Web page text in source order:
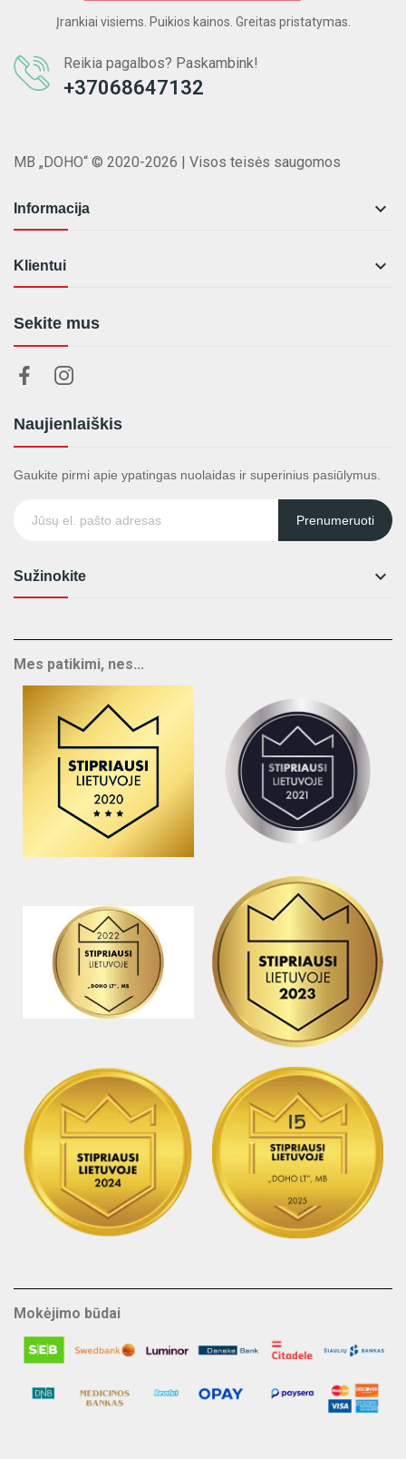
Įrankiai visiems. Puikios kainos. Greitas pristatymas.
Reikia pagalbos? Paskambink!
+37068647132
MB „DOHO“ © 2020-2026 | Visos teisės saugomos
Informacija 
Klientui 
Sekite mus
Naujienlaiškis
Gaukite pirmi apie ypatingas nuolaidas ir superinius pasiūlymus.
Prenumeruoti
Sužinokite 
Mes patikimi, nes...
Mokėjimo būdai